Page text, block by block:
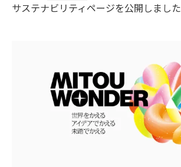
サステナビリティページを公開しました